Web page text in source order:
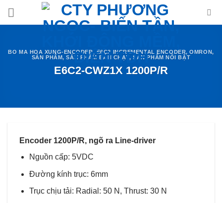
BO MA HOA XUNG-ENCODER E6C2 INCREMENTAL ENCODER,OMRON,
SẢN PHẨM,SẢN PHẨM BÁN CHẠY,SẢN PHẨM NỔI BẬT
E6C2-CWZ1X 1200P/R
Encoder 1200P/R, ngõ ra Line-driver
Nguồn cấp: 5VDC
Đường kính trục: 6mm
Trục chịu tải: Radial: 50 N, Thrust: 30 N